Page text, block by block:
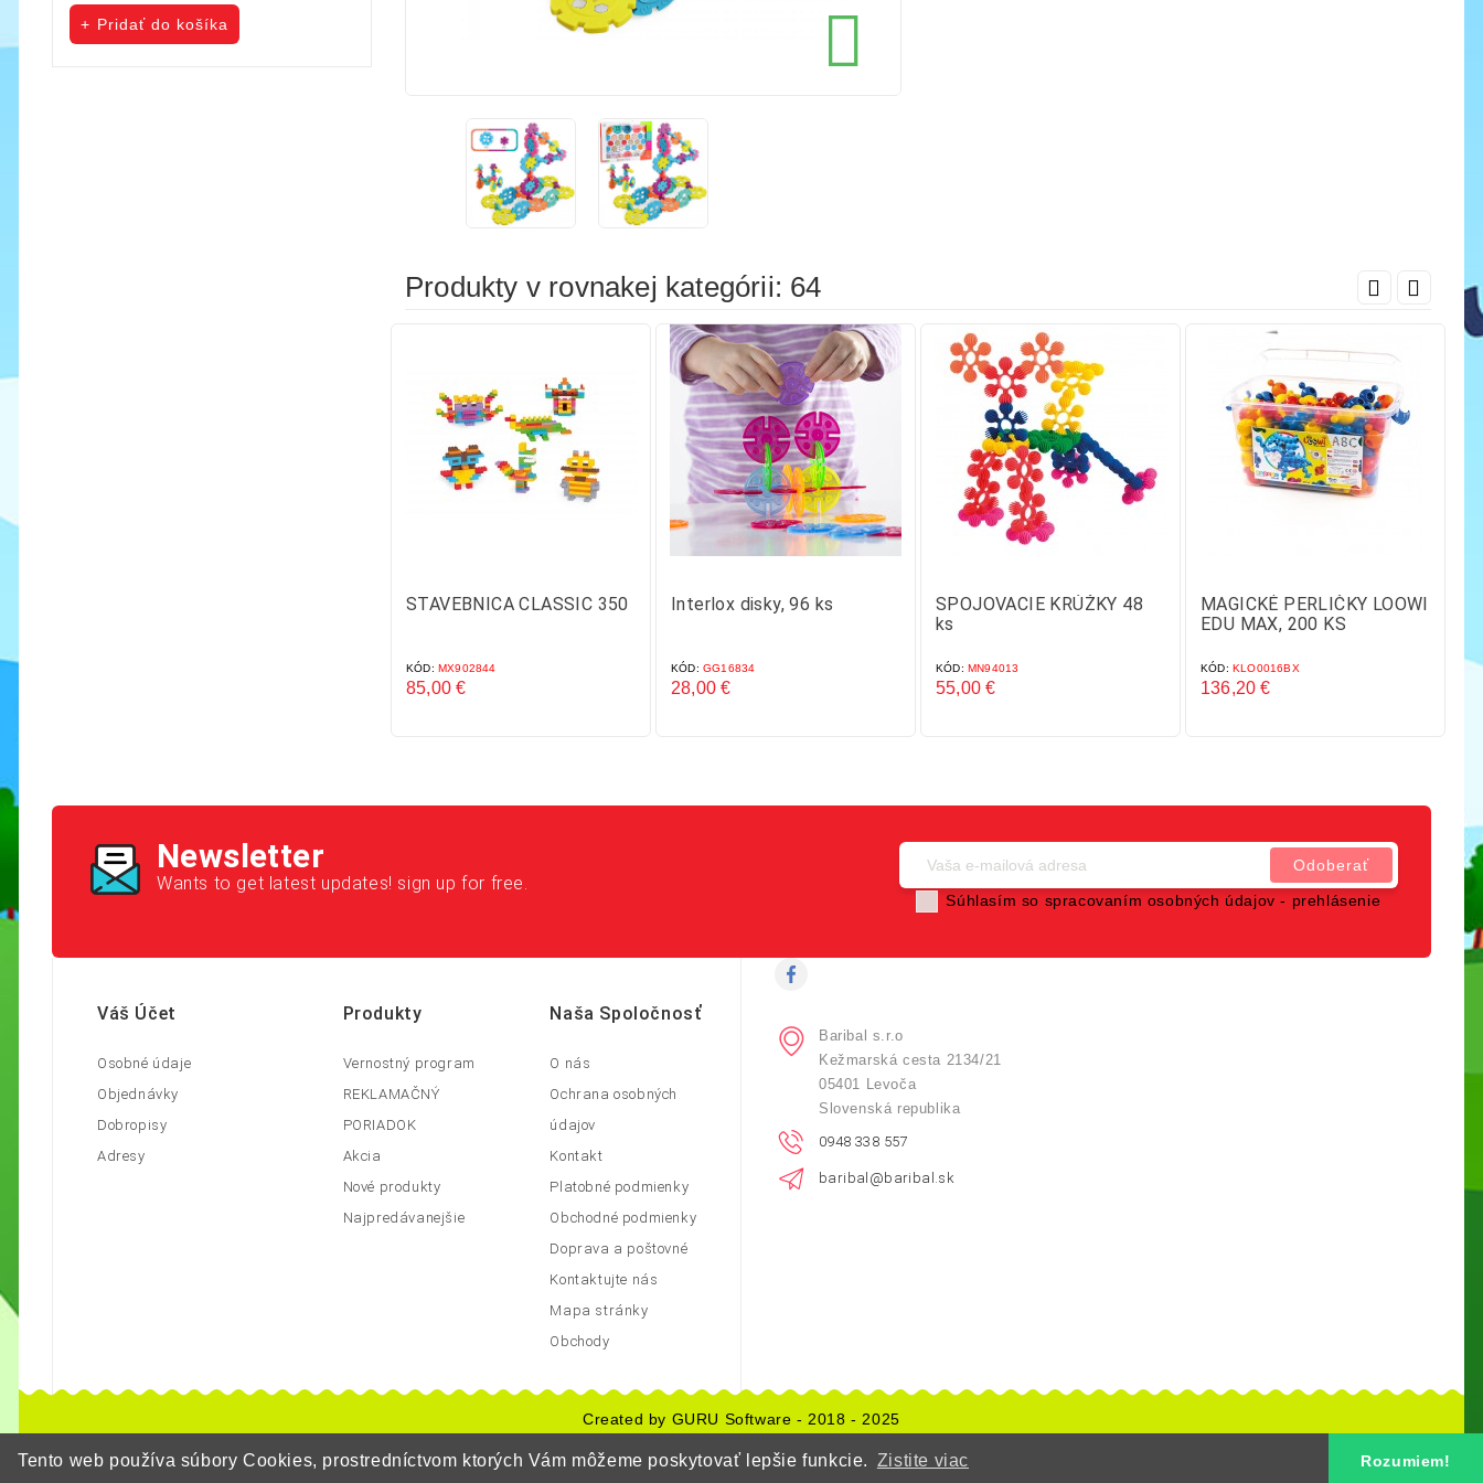
Tento web používa súbory Cookies, prostredníctvom ktorých Vám môžeme poskytovať lepšie funkcie. Zistite viac Rozumiem!
cena
Pridať do košíka
cena

Produkty v rovnakej kategórii: 64
STAVEBNICA CLASSIC 350
KÓD: MX902844
85,00 €
Interlox disky, 96 ks
KÓD: GG16834
28,00 €
SPOJOVACIE KRÚŽKY 48
ks
KÓD: MN94013
55,00 €
MAGICKÉ PERLIČKY LOOWI
EDU MAX, 200 KS
KÓD: KLO0016BX
136,20 €
Newsletter
Wants to get latest updates! sign up for free.
Súhlasím so spracovaním osobných údajov - prehlásenie
Váš Účet
Osobné údaje
Objednávky
Dobropisy
Adresy
Produkty
Vernostný program
REKLAMAČNÝ
PORIADOK
Akcia
Nové produkty
Najpredávanejšie
Naša Spoločnosť
O nás
Ochrana osobných
údajov
Kontakt
Platobné podmienky
Obchodné podmienky
Doprava a poštovné
Kontaktujte nás
Mapa stránky
Obchody
Baribal s.r.o
Kežmarská cesta 2134/21
05401 Levoča
Slovenská republika
0948 338 557
baribal@baribal.sk
Created by GURU Software - 2018 - 2025